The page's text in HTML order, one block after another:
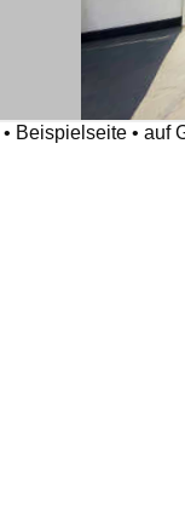
• Beispielseite • auf